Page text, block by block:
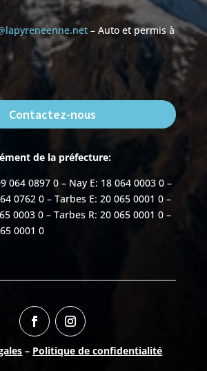
– Auto et permis à
Contactez-nous
de la préfecture:
064 0897 0 – Nay E: 18 064 0003 0 –
0762 0 – Tarbes E: 20 065 0001 0 –
0003 0 – Tarbes R: 20 065 0001 0 –
0001 0
– Politique de confidentialité